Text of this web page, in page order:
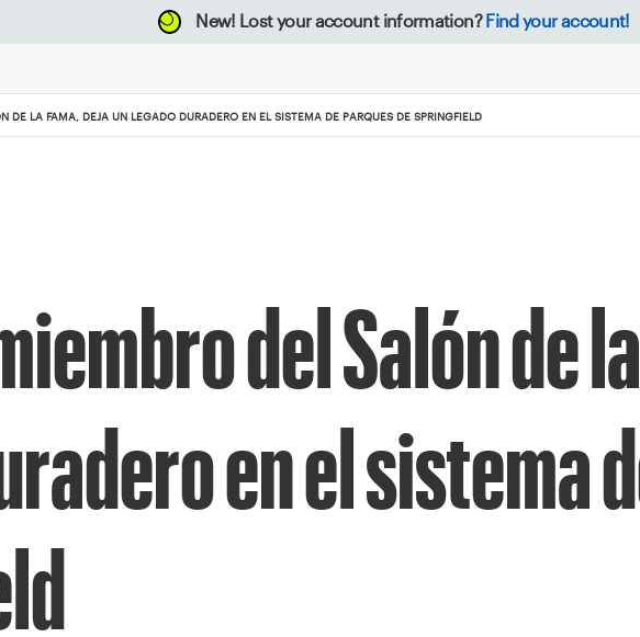
New! Lost your account information? Find your account!
DE LA FAMA, DEJA UN LEGADO DURADERO EN EL SISTEMA DE PARQUES DE SPRINGFIELD
del Salón de
en el sistema